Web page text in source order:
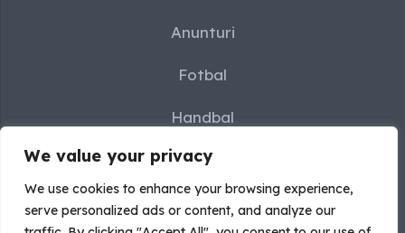
We value your privacy
We use cookies to enhance your browsing experience,
serve personalized ads or content, and analyze our
Anunturi
Fotbal
Handbal
Karate
Sah